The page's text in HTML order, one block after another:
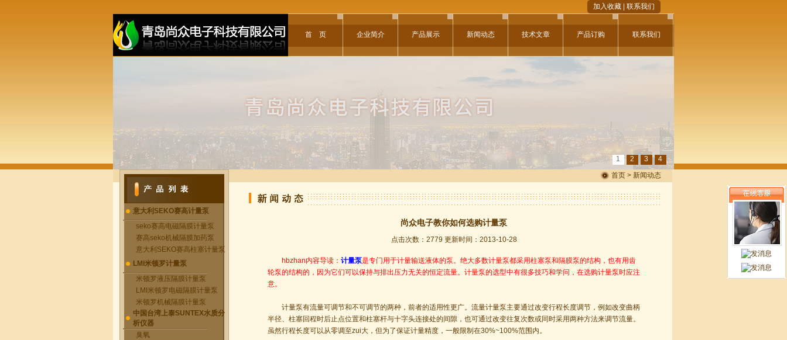
加入收藏 联系我们
首 页 企业简介 产品展示 新闻动态 技术文章 产品订购 联系我们
1 2 3 4
意大利SEKO赛高计量泵
seko赛高电磁隔膜计量泵
赛高seko机械隔膜加药泵
意大利SEKO赛高柱塞计量泵
LMI米顿罗计量泵
米顿罗液压隔膜计量泵
LMI米顿罗电磁隔膜计量泵
米顿罗机械隔膜计量泵
中国台湾上泰SUNTEX水质分
析仪器
臭氧
首页 > 新闻动态
尚众电子教你如何选购计量泵
点击次数：2779 更新时间：2013-10-28
hbzhan内容导读： 计量泵是专门用于计量输送液体的泵。绝大多数计量泵都采用柱塞泵和隔膜泵的结构，也有用齿
轮泵的结构的，因为它们可以保持与排出压力无关的恒定流量。计量泵的选型中有很多技巧和学问，在选购计量泵时应注
意。
计量泵有流量可调节和不可调节的两种，前者的适用性更广。流量计量泵主要通过改变行程长度调节，例如改变曲柄
半径、柱塞回程时后止点位置和柱塞杆与十字头连接处的间隙，也可通过改变往复次数或同时采用两种方法来调节流量。
虽然行程长度可以从零调至zui大，但为了保证计量精度，一般限制在30%~100%范围内。